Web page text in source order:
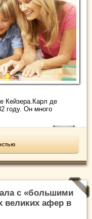
Кейзера.Карл де
году. Он много
с «большими
великих афер в